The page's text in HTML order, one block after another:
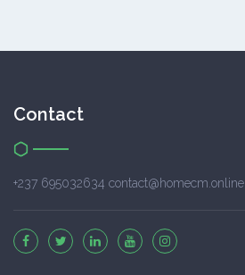
Contact
+237 695032634 contact@homecm.online